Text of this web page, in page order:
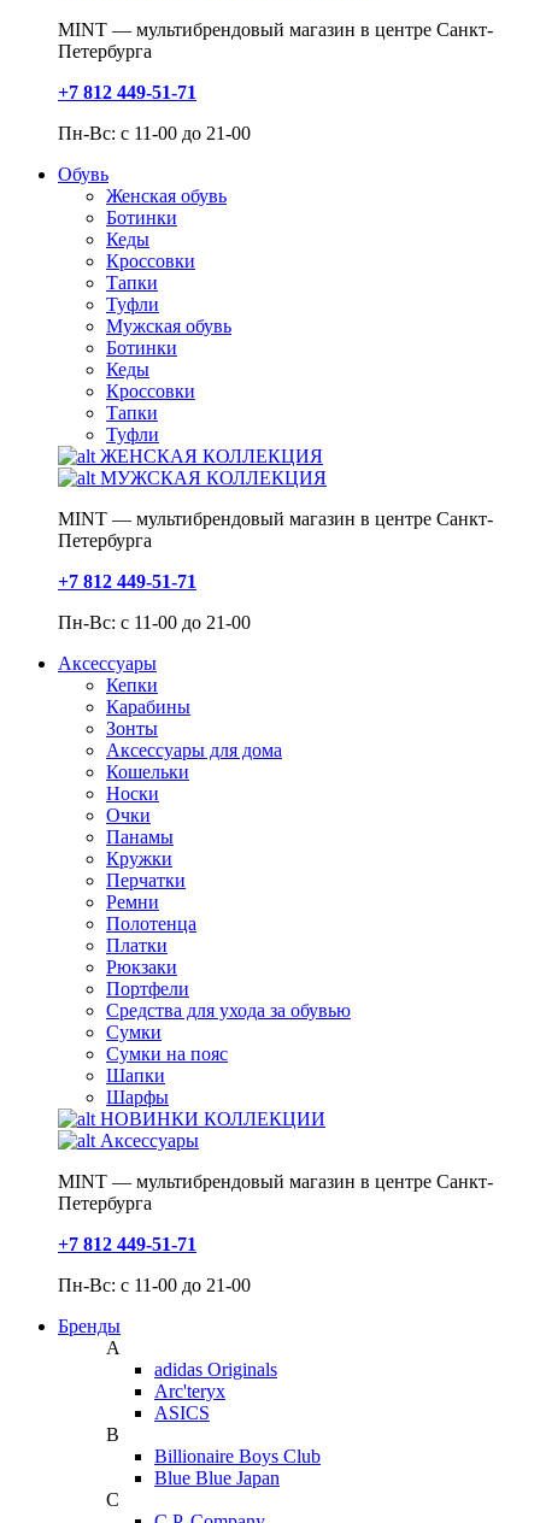
MINT — мультибрендовый магазин в центре Санкт-
Петербурга
+7 812 449-51-71
Пн-Вс: с 11-00 до 21-00
Обувь
Женская обувь
Ботинки
Кеды
Кроссовки
Тапки
Туфли
Мужская обувь
Ботинки
Кеды
Кроссовки
Тапки
Туфли
ЖЕНСКАЯ КОЛЛЕКЦИЯ
МУЖСКАЯ КОЛЛЕКЦИЯ
MINT — мультибрендовый магазин в центре Санкт-
Петербурга
+7 812 449-51-71
Пн-Вс: с 11-00 до 21-00
Аксессуары
Кепки
Карабины
Зонты
Аксессуары для дома
Кошельки
Носки
Очки
Панамы
Кружки
Перчатки
Ремни
Полотенца
Платки
Рюкзаки
Портфели
Средства для ухода за обувью
Сумки
Сумки на пояс
Шапки
Шарфы
НОВИНКИ КОЛЛЕКЦИИ
Аксессуары
MINT — мультибрендовый магазин в центре Санкт-
Петербурга
+7 812 449-51-71
Пн-Вс: с 11-00 до 21-00
Бренды
A
adidas Originals
Arc'teryx
ASICS
B
Billionaire Boys Club
Blue Blue Japan
C